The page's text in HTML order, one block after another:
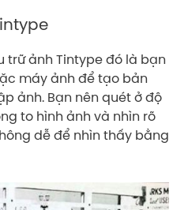
trữ ảnh Tintype đó là bạn
máy ảnh để tạo bản
ảnh. Bạn nên quét ở độ
to hình ảnh và nhìn rõ
dễ để nhìn thấy bằng